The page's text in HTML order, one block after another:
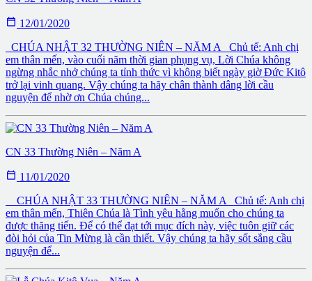
 12/01/2020
CHÚA NHẬT 32 THƯỜNG NIÊN – NĂM A Chủ tế: Anh chị
em thân mến, vào cuối năm thời gian phụng vụ, Lời Chúa không
ngừng nhắc nhở chúng ta tỉnh thức vì không biết ngày giờ Đức Kitô
trở lại vinh quang. Vậy chúng ta hãy chân thành dâng lời cầu
nguyện để nhờ ơn Chúa chúng...
CN 33 Thường Niên – Năm A
 11/01/2020
CHÚA NHẬT 33 THƯỜNG NIÊN – NĂM A Chủ tế: Anh chị
em thân mến, Thiên Chúa là Tình yêu hằng muốn cho chúng ta
được thăng tiến. Để có thể đạt tới mục đích này, việc tuôn giữ các
đòi hỏi của Tin Mừng là cần thiết. Vậy chúng ta hãy sốt sắng cầu
nguyện để...